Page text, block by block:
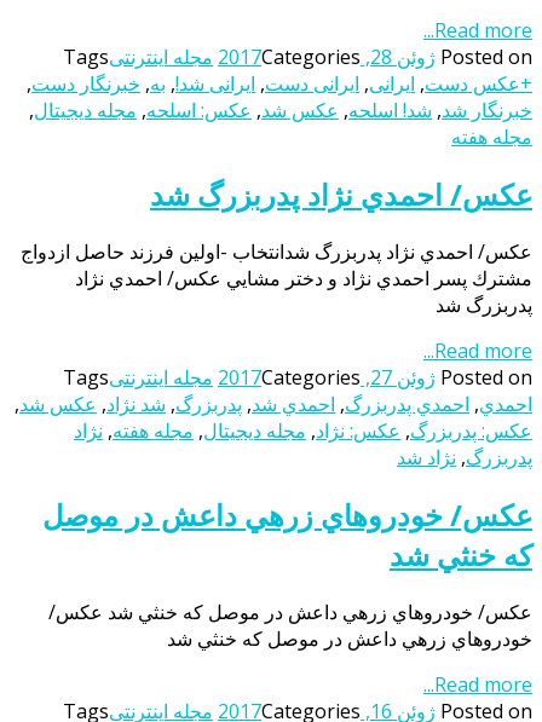
Read more...
Posted on ژوئن 28, 2017 Categories مجله اینترنتیTags
+عکس دست, ایرانی, ایرانی دست, ایرانی شد!, به, خبرنگار دست,
خبرنگار شد, شد! اسلحه, عکس شد, عکس: اسلحه, مجله دیجیتال,
مجله هفته
عکس/ احمدي نژاد پدربزرگ شد
عکس/ احمدي نژاد پدربزرگ شدانتخاب -اولين فرزند حاصل ازدواج
مشترك پسر احمدي نژاد و دختر مشايي عکس/ احمدي نژاد
پدربزرگ شد
Read more...
Posted on ژوئن 27, 2017 Categories مجله اینترنتیTags
احمدي, احمدي پدربزرگ, احمدي شد, پدربزرگ, شد نژاد, عکس شد,
عکس: پدربزرگ, عکس: نژاد, مجله دیجیتال, مجله هفته, نژاد
پدربزرگ, نژاد شد
عکس/ خودروهاي زرهي داعش در موصل
که خنثي شد
عکس/ خودروهاي زرهي داعش در موصل که خنثي شد عکس/
خودروهاي زرهي داعش در موصل که خنثي شد
Read more...
Posted on ژوئن 16, 2017 Categories مجله اینترنتیTags